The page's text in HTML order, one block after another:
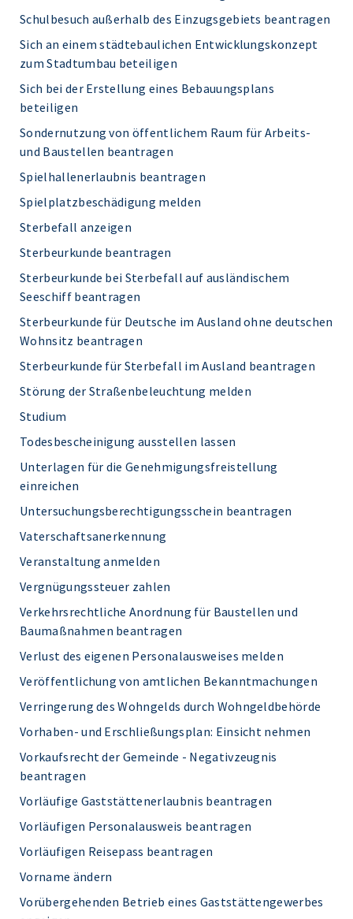
Schulbesuch außerhalb des Einzugsgebiets beantragen
Sich an einem städtebaulichen Entwicklungskonzept
zum Stadtumbau beteiligen
Sich bei der Erstellung eines Bebauungsplans
beteiligen
Sondernutzung von öffentlichem Raum für Arbeits-
und Baustellen beantragen
Spielhallenerlaubnis beantragen
Spielplatzbeschädigung melden
Sterbefall anzeigen
Sterbeurkunde beantragen
Sterbeurkunde bei Sterbefall auf ausländischem
Seeschiff beantragen
Sterbeurkunde für Deutsche im Ausland ohne deutschen
Wohnsitz beantragen
Sterbeurkunde für Sterbefall im Ausland beantragen
Störung der Straßenbeleuchtung melden
Studium
Todesbescheinigung ausstellen lassen
Unterlagen für die Genehmigungsfreistellung
einreichen
Untersuchungsberechtigungsschein beantragen
Vaterschaftsanerkennung
Veranstaltung anmelden
Vergnügungssteuer zahlen
Verkehrsrechtliche Anordnung für Baustellen und
Baumaßnahmen beantragen
Verlust des eigenen Personalausweises melden
Veröffentlichung von amtlichen Bekanntmachungen
Verringerung des Wohngelds durch Wohngeldbehörde
Vorhaben- und Erschließungsplan: Einsicht nehmen
Vorkaufsrecht der Gemeinde - Negativzeugnis
beantragen
Vorläufige Gaststättenerlaubnis beantragen
Vorläufigen Personalausweis beantragen
Vorläufigen Reisepass beantragen
Vorname ändern
Vorübergehenden Betrieb eines Gaststättengewerbes